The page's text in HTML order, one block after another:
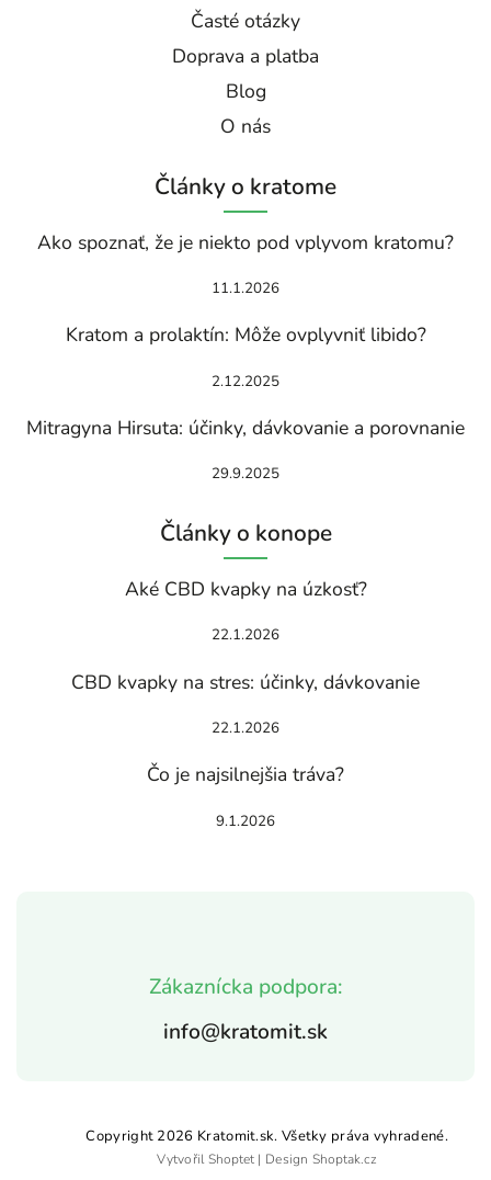
Zákaznícka podpora:
info@kratomit.sk
Časté otázky
Doprava a platba
Blog
O nás
Články o kratome
Ako spoznať, že je niekto pod vplyvom kratomu?
11.1.2026
Kratom a prolaktín: Môže ovplyvniť libido?
2.12.2025
Mitragyna Hirsuta: účinky, dávkovanie a porovnanie
29.9.2025
Články o konope
Aké CBD kvapky na úzkosť?
22.1.2026
CBD kvapky na stres: účinky, dávkovanie
22.1.2026
Čo je najsilnejšia tráva?
9.1.2026
Copyright 2026 Kratomit.sk. Všetky práva vyhradené.
VytvořilShoptet | Design Shoptak.cz